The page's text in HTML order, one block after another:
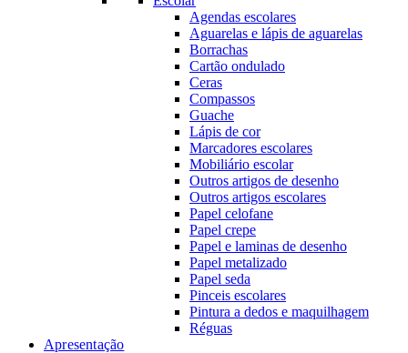
Agendas escolares
Aguarelas e lápis de aguarelas
Borrachas
Cartão ondulado
Ceras
Compassos
Guache
Lápis de cor
Marcadores escolares
Mobiliário escolar
Outros artigos de desenho
Outros artigos escolares
Papel celofane
Papel crepe
Papel e laminas de desenho
Papel metalizado
Papel seda
Pinceis escolares
Pintura a dedos e maquilhagem
Réguas
Apresentação